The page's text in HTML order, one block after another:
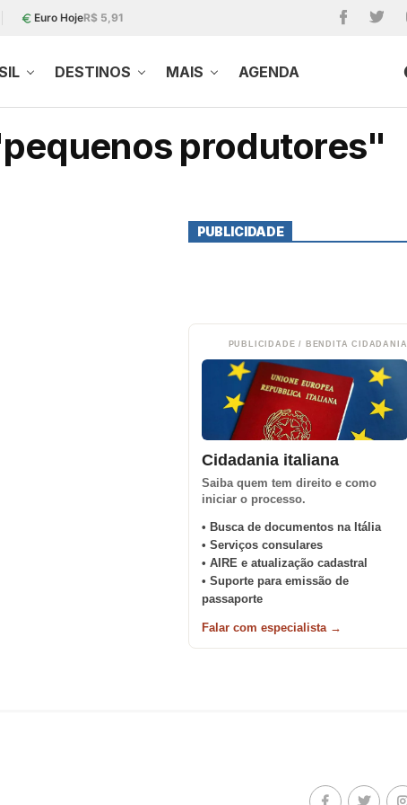
Euro HojeR$ 5,91
DESTINOS MAIS AGENDA
produtores"
PUBLICIDADE
PUBLICIDADE / BENDITA CIDADANIA
Cidadania italiana
Saiba quem tem direito e como
iniciar o processo.
• Busca de documentos na Itália
• Serviços consulares
• AIRE e atualização cadastral
• Suporte para emissão de
passaporte
Falar com especialista →